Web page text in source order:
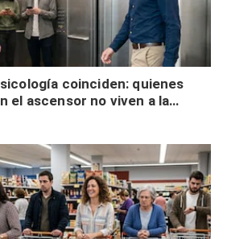
coinciden: quienes
el ascensor no viven a la
social